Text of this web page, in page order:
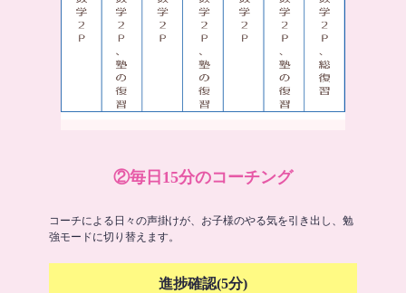
②毎日15分のコーチング
コーチによる日々の声掛けが、お子様のやる気を引き出し、勉
強モードに切り替えます。
進捗確認(5分)